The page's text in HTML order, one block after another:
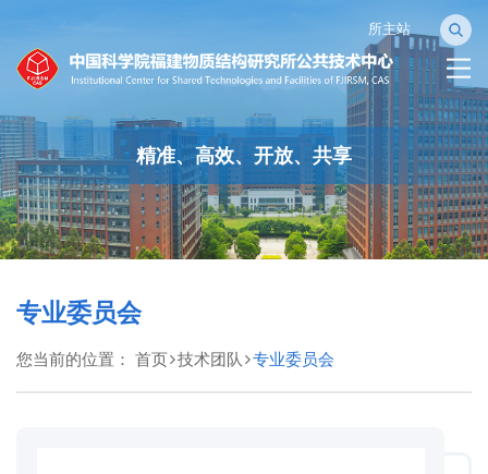
所主站
精准、高效、开放、共享
专业委员会
您当前的位置： 首页 技术团队 专业委员会